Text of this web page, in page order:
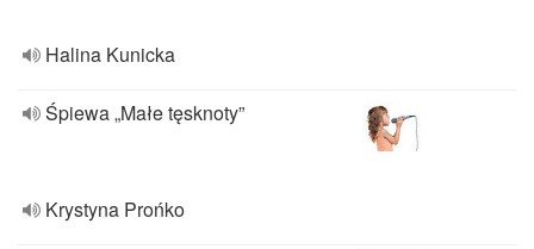
Halina Kunicka
Śpiewa „Małe tęsknoty”
Krystyna Prońko